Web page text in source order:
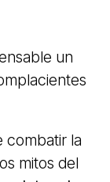
un
combatir la
mitos del